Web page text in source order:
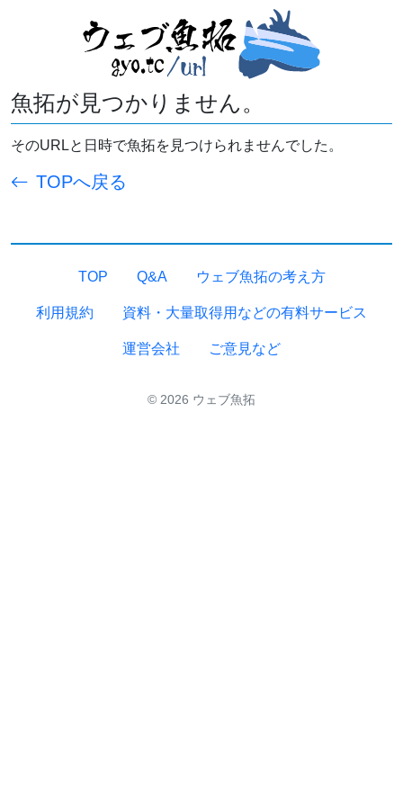
魚拓が見つかりません。
そのURLと日時で魚拓を見つけられませんでした。
TOPへ戻る
TOP Q&A ウェブ魚拓の考え方
利用規約 資料・大量取得用などの有料サービス
運営会社 ご意見など
© 2026 ウェブ魚拓